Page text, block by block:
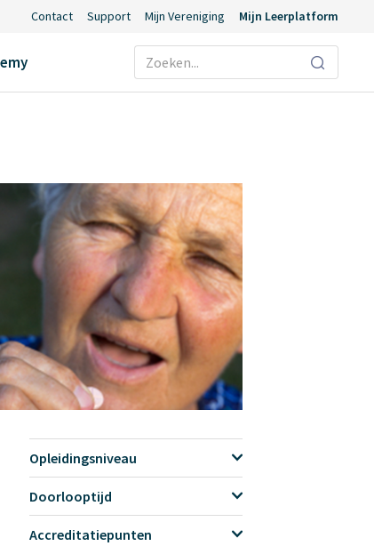
Contact Support Mijn Vereniging Mijn Leerplatform
Opleidingsniveau
Doorlooptijd
Accreditatiepunten